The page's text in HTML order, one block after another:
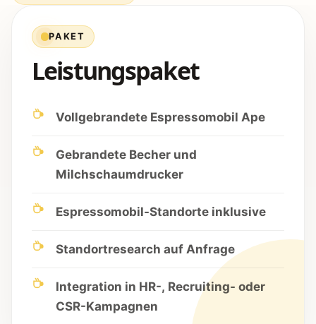
PAKET
Leistungspaket
Vollgebrandete Espressomobil Ape
Gebrandete Becher und
Milchschaumdrucker
Espressomobil-Standorte inklusive
Standortresearch auf Anfrage
Integration in HR-, Recruiting- oder
CSR-Kampagnen